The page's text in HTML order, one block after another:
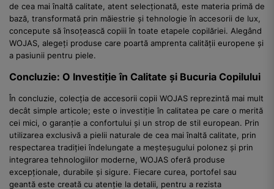
de cea mai înaltă calitate, atent selecționată, este materia primă de
bază, transformată prin măiestrie și tehnologie în accesorii de lux,
concepute să însoțească copiii în toate etapele copilăriei. Alegând
WOJAS, alegeți produse care poartă amprenta calității europene și
a pasiunii pentru piele.
Concluzie: O Investiție în Calitate și Bucuria Copilului
În concluzie, colecția de accesorii copii WOJAS reprezintă mai mult
decât simple articole; este o investiție în calitatea pe care o merită
cei mici, o garanție a confortului și un strop de stil european. Prin
utilizarea exclusivă a pielii naturale de cea mai înaltă calitate, prin
respectarea tradiției îndelungate a meșteșugului polonez și prin
integrarea tehnologiilor moderne, WOJAS oferă produse
excepționale, durabile și sigure. Fiecare curea, portofel sau
geantă este creată cu atenție la detalii, pentru a rezista